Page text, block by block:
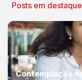
Posts em destaque
Lance
Contemplação